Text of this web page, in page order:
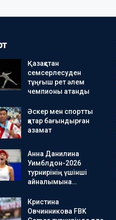
Қазақстан
семсерлесуден
тұңғыш рет әлем
чемпионы атанды
Әскер мен спортты
қатар бағындырған
азамат
Анна Данилина
Уимблдон-2026
турнирінің үшінші
айналымына…
Кристина
Овчинникова FBK